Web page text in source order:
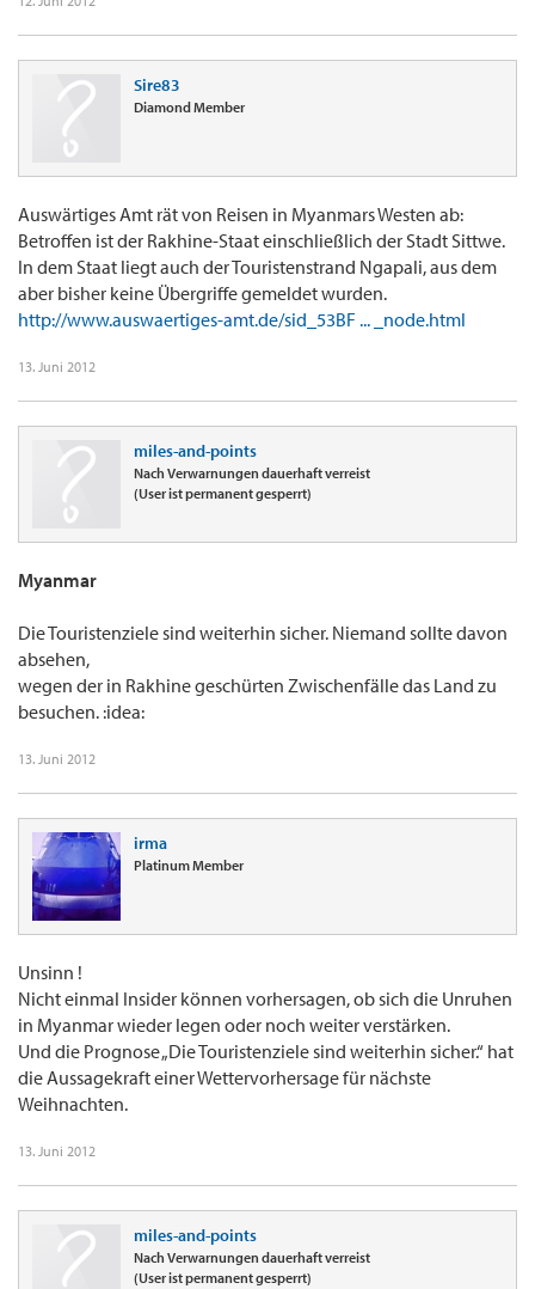
Sire83
Diamond Member
Auswärtiges Amt rät von Reisen in Myanmars Westen ab:
Betroffen ist der Rakhine-Staat einschließlich der Stadt Sittwe.
In dem Staat liegt auch der Touristenstrand Ngapali, aus dem
aber bisher keine Übergriffe gemeldet wurden.
http://www.auswaertiges-amt.de/sid_53BF ... _node.html
13. Juni 2012
miles-and-points
Nach Verwarnungen dauerhaft verreist
(User ist permanent gesperrt)
Myanmar
Die Touristenziele sind weiterhin sicher. Niemand sollte davon
absehen,
wegen der in Rakhine geschürten Zwischenfälle das Land zu
besuchen. :idea:
13. Juni 2012
irma
Platinum Member
Unsinn !
Nicht einmal Insider können vorhersagen, ob sich die Unruhen
in Myanmar wieder legen oder noch weiter verstärken.
Und die Prognose „Die Touristenziele sind weiterhin sicher.“ hat
die Aussagekraft einer Wettervorhersage für nächste
Weihnachten.
13. Juni 2012
miles-and-points
Nach Verwarnungen dauerhaft verreist
(User ist permanent gesperrt)